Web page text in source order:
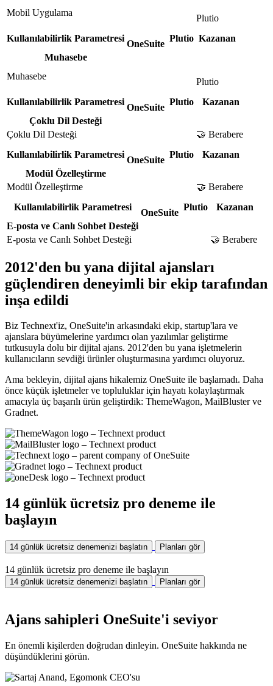
Mobil Uygulama
Plutio
Kullanılabilirlik Parametresi
OneSuite
Plutio Kazanan
Muhasebe
Muhasebe
Plutio
Kullanılabilirlik Parametresi
OneSuite
Plutio
Kazanan
Çoklu Dil Desteği
Çoklu Dil Desteği
🤝 Berabere
Kullanılabilirlik Parametresi
OneSuite
Plutio
Kazanan
Modül Özelleştirme
Modül Özelleştirme
🤝 Berabere
Kullanılabilirlik Parametresi
OneSuite
Plutio
Kazanan
E-posta ve Canlı Sohbet Desteği
E-posta ve Canlı Sohbet Desteği
🤝 Berabere
2012'den bu yana dijital ajansları
güçlendiren deneyimli bir ekip tarafından
inşa edildi
Biz Technext'iz, OneSuite'in arkasındaki ekip, startup'lara ve
ajanslara büyümelerine yardımcı olan yazılımlar geliştirme
tutkusuyla dolu bir dijital ajans. 2012'den bu yana işletmelerin
kullanıcıların sevdiği ürünler oluşturmasına yardımcı oluyoruz.
Ama bekleyin, dijital ajans hikalemiz OneSuite ile başlamadı. Daha
önce küçük işletmeler ve topluluklar için hayatı kolaylaştırmak
amacıyla üç başarılı ürün geliştirdik: ThemeWagon, MailBluster ve
Gradnet.
14 günlük ücretsiz pro deneme ile
başlayın
14 günlük ücretsiz denemenizi başlatın Planları gör
14 günlük ücretsiz pro deneme ile başlayın
14 günlük ücretsiz denemenizi başlatın Planları gör
Ajans sahipleri OneSuite'i seviyor
En önemli kişilerden doğrudan dinleyin. OneSuite hakkında ne
düşündüklerini görün.